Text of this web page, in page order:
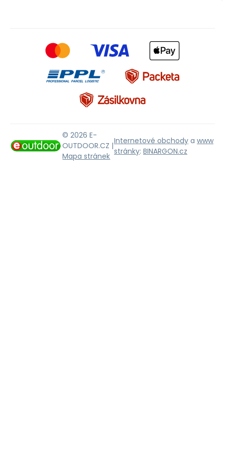
© 2026 E-
OUTDOOR.CZ |
Mapa stránek
Internetové obchody a www
stránky: BINARGON.cz